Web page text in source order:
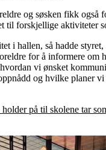
og søsken fikk også
til forskjellige aktiviteter
i hallen, så hadde
for å informere om
vi ønsket
og hvilke planer
på til skolene tar